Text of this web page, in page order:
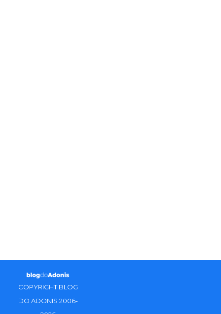
COPYRIGHT BLOG
DO ADONIS 2006-